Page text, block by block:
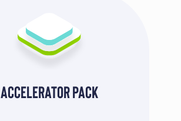
Accelerator pack